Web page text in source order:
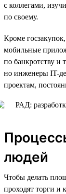
с коллегами,
по своему.
Кроме
мобильные
по банкротству и
но инженеры IT-
проектам,
людей
Чтобы делать
проходят торги и